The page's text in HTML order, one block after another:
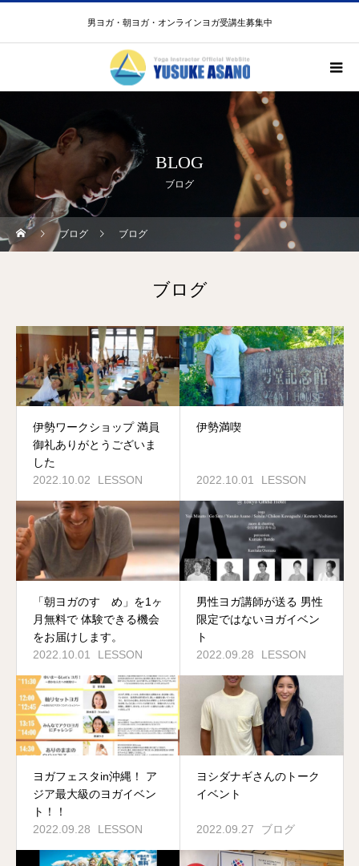
男ヨガ・朝ヨガ・オンラインヨガ受講生募集中
BLOG
ブログ
ブログ ブログ
ブログ
伊勢ワークショップ 満員
御礼ありがとうございま
した
2022.10.02
LESSON
伊勢満喫
2022.10.01 LESSON
「朝ヨガのすゝめ」を1ヶ
月無料で 体験できる機会
をお届けします。
2022.10.01
LESSON
男性ヨガ講師が送る 男性
限定ではないヨガイベン
ト
2022.09.28
LESSON
ヨガフェスタin沖縄！ ア
ジア最大級のヨガイベン
ト！！
2022.09.28
LESSON
ヨシダナギさんのトーク
イベント
2022.09.27 ブログ